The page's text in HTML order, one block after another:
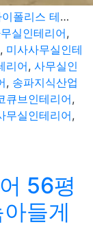
송파 문정 하남 미사사무실인테리어 스카이폴리스 테라타워 에코큐브 디자인 제안
실인테리어,
, 미사사무실인테
리어, 사무실인
, 송파지식산업
큐브인테리어,
무실인테리어,
56평
들게